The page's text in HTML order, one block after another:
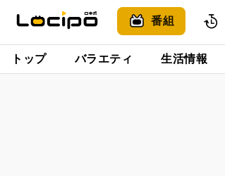
番組
トップ バラエティ 生活情報